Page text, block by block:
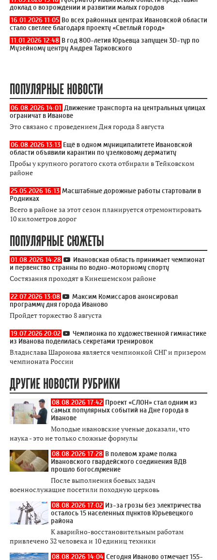
доклад о возрождении и развитии малых городов
16.01.2026 11:05 Во всех районных центрах Ивановской области
стало светлее благодаря проекту «Светлый город»
11.01.2026 12:48 В год 800-летия Юрьевца запущен 3D-тур по
Музейному центру Андрея Тарковского
ПОПУЛЯРНЫЕ НОВОСТИ
06.08.2026 14:01 Движение транспорта на центральных улицах
ограничат в Иванове
Это связано с проведением Дня города 8 августа
06.08.2026 13:13 Ещё в одном муниципалитете Ивановской
области объявили карантин по узелковому дерматиту
Пробы у крупного рогатого скота отбирали в Тейковском
районе
25.05.2026 16:13 Масштабные дорожные работы стартовали в
Родниках
Всего в районе за этот сезон планируется отремонтировать
10 километров дорог
ПОПУЛЯРНЫЕ СЮЖЕТЫ
01.08.2026 14:28
Ивановская область принимает чемпионат
и первенство странны по водно-моторному спорту
Состязания проходят в Кинешемском районе
22.07.2026 13:08
Максим Комиссаров анонсировал
программу дня города Иваново
Пройдет торжество 8 августа
19.07.2026 20:02
Чемпионка по художественной гимнастике
из Иванова поделилась секретами тренировок
Владислава Шаронова является чемпионкой СНГ и призером
чемпионата России
ДРУГИЕ НОВОСТИ РУБРИКИ
08.08.2026 17:42 Проект «СЛОН» стал одним из
самых популярных событий на Дне города в
Иванове
Молодые ивановские ученые доказали, что
наука - это не только сложные формулы
08.08.2026 17:28 В полевом храме полка
Ивановского гвардейского соединения ВДВ
прошло богослужение
После выполнения боевых задач
военнослужащие посетили походную церковь
08.08.2026 17:02 Из-за грозы без электричества
осталось 15 населенных пунктов Юрьевецкого
района
К аварийно-восстановительным работам
привлечено 32 человека и 10 единиц техники
08.08.2026 14:04 Сегодня Иваново отмечает 155-